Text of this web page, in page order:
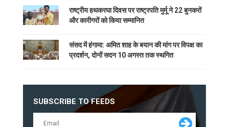
राष्ट्रीय हथकरघा दिवस पर राष्ट्रपति मुर्मू ने 22 बुनकरों
और कारीगरों को किया सम्मानित
संसद में हंगामा: अमित शाह के बयान की मांग पर विपक्ष का
प्रदर्शन, दोनों सदन 10 अगस्त तक स्थगित
SUBSCRIBE TO FEEDS